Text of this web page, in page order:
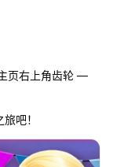
页右上角齿轮 —
吧！